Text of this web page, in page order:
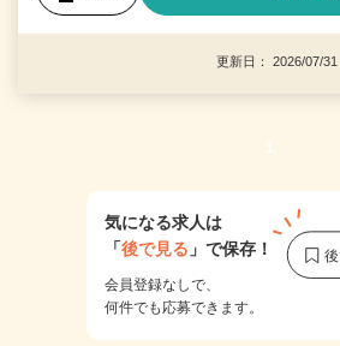
更新日： 2026/07/
1
気になる求人は
「後で見る 」で保存！
会員登録なしで、
何件でも応募できます。